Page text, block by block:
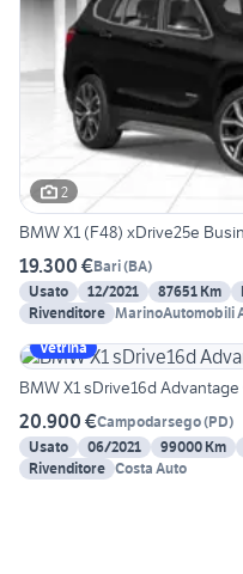
2
BMW X1 (F48) xDrive25e
19.300 €Bari(BA)
Usato
12/2021 87651 Km
Rivenditore MarinoAutomobili
Vetrina
BMW X1 sDrive16d Advantage
20.900 €Campodarsego(PD)
Usato
06/2021 99000 Km
Rivenditore
Costa Auto